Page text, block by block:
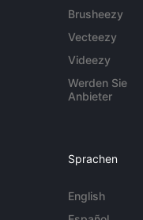
Brusheezy
Vecteezy
Videezy
Werden Sie
Anbieter
Sprachen
English